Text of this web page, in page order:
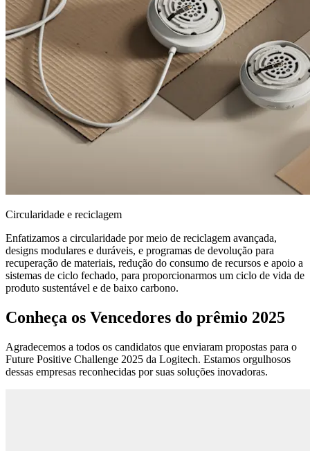
Circularidade e reciclagem
Enfatizamos a circularidade por meio de reciclagem avançada,
designs modulares e duráveis, e programas de devolução para
recuperação de materiais, redução do consumo de recursos e apoio a
sistemas de ciclo fechado, para proporcionarmos um ciclo de vida de
produto sustentável e de baixo carbono.
Conheça os Vencedores do prêmio 2025
Agradecemos a todos os candidatos que enviaram propostas para o
Future Positive Challenge 2025 da Logitech. Estamos orgulhosos
dessas empresas reconhecidas por suas soluções inovadoras.